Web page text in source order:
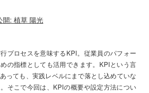
開: 植草 陽光
プロセスを意味するKPI。従業員のパフォー
の指標としても活用できます。KPIという言
っても、実践レベルにまで落とし込めていな
そこで今回は、KPIの概要や設定方法につい